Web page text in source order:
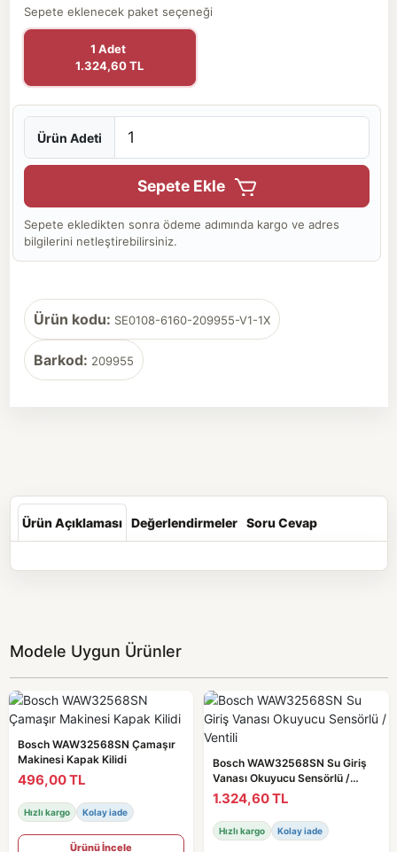
Sepete eklenecek paket seçeneği
1 Adet
1.324,60 TL
Ürün Adeti
Sepete Ekle
Sepete ekledikten sonra ödeme adımında kargo ve adres
bilgilerini netleştirebilirsiniz.
Ürün kodu: SE0108-6160-209955-V1-1X
Barkod: 209955
Ürün Açıklaması Değerlendirmeler Soru Cevap
Modele Uygun Ürünler
Bosch WAW32568SN Çamaşır
Makinesi Kapak Kilidi
496,00 TL
Hızlı kargo Kolay iade
Ürünü İncele
Bosch WAW32568SN Su Giriş
Vanası Okuyucu Sensörlü /
Ventili
1.324,60 TL
Hızlı kargo Kolay iade